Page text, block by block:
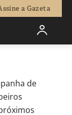
a Gazeta
604 0
de